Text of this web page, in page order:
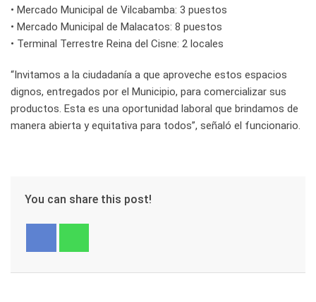
• Mercado Municipal de Vilcabamba: 3 puestos
• Mercado Municipal de Malacatos: 8 puestos
• Terminal Terrestre Reina del Cisne: 2 locales
“Invitamos a la ciudadanía a que aproveche estos espacios
dignos, entregados por el Municipio, para comercializar sus
productos. Esta es una oportunidad laboral que brindamos de
manera abierta y equitativa para todos”, señaló el funcionario.
You can share this post!